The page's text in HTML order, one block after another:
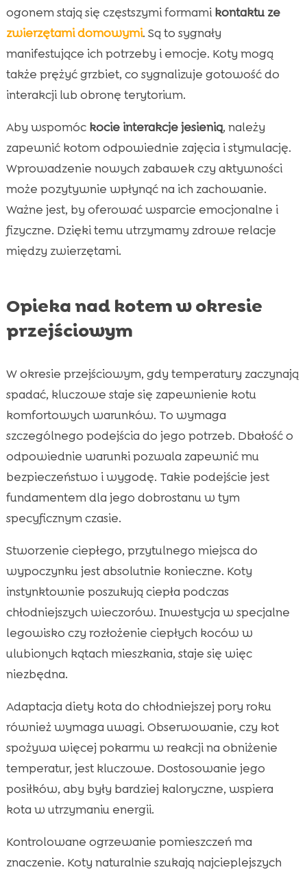
ogonem stają się częstszymi formami kontaktu ze
zwierzętami domowymi. Są to sygnały
manifestujące ich potrzeby i emocje. Koty mogą
także prężyć grzbiet, co sygnalizuje gotowość do
interakcji lub obronę terytorium.
Aby wspomóc kocie interakcje jesienią, należy
zapewnić kotom odpowiednie zajęcia i stymulację.
Wprowadzenie nowych zabawek czy aktywności
może pozytywnie wpłynąć na ich zachowanie.
Ważne jest, by oferować wsparcie emocjonalne i
fizyczne. Dzięki temu utrzymamy zdrowe relacje
między zwierzętami.
Opieka nad kotem w okresie
przejściowym
W okresie przejściowym, gdy temperatury zaczynają
spadać, kluczowe staje się zapewnienie kotu
komfortowych warunków. To wymaga
szczególnego podejścia do jego potrzeb. Dbałość o
odpowiednie warunki pozwala zapewnić mu
bezpieczeństwo i wygodę. Takie podejście jest
fundamentem dla jego dobrostanu w tym
specyficznym czasie.
Stworzenie ciepłego, przytulnego miejsca do
wypoczynku jest absolutnie konieczne. Koty
instynktownie poszukują ciepła podczas
chłodniejszych wieczorów. Inwestycja w specjalne
legowisko czy rozłożenie ciepłych koców w
ulubionych kątach mieszkania, staje się więc
niezbędna.
Adaptacja diety kota do chłodniejszej pory roku
również wymaga uwagi. Obserwowanie, czy kot
spożywa więcej pokarmu w reakcji na obniżenie
temperatur, jest kluczowe. Dostosowanie jego
posiłków, aby były bardziej kaloryczne, wspiera
kota w utrzymaniu energii.
Kontrolowane ogrzewanie pomieszczeń ma
znaczenie. Koty naturalnie szukają najcieplejszych